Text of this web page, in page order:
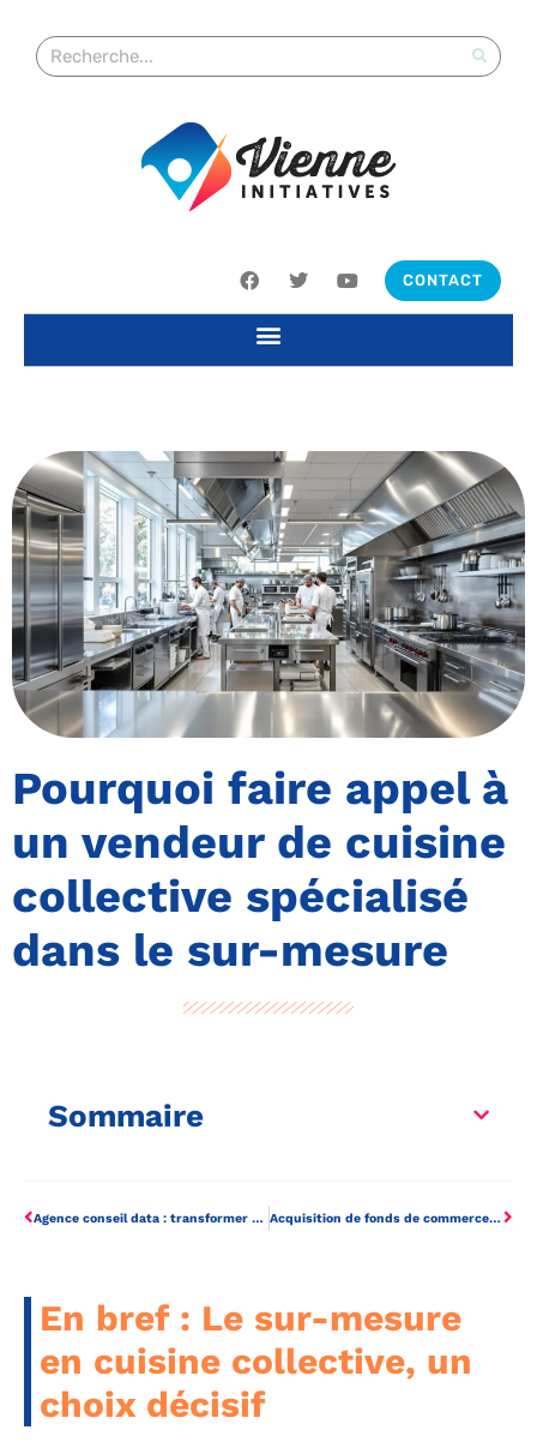
CONTACT
Pourquoi faire appel à
un vendeur de cuisine
collective spécialisé
dans le sur-mesure
Sommaire
Agence conseil data : transformer vos données en avantage concurrentiel Acquisition de fonds de commerce : pourquoi passer par un notaire ?
En bref : Le sur-mesure
en cuisine collective, un
choix décisif